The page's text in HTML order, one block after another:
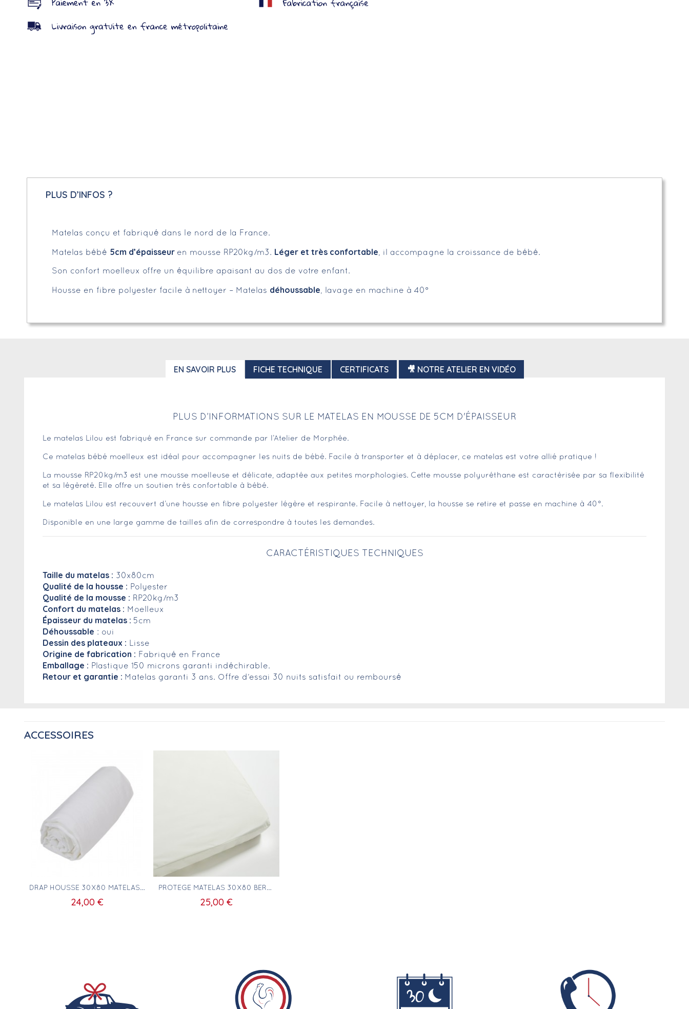
PLUS D’INFOS ?
Matelas conçu et fabriqué dans le nord de la France.
Matelas bébé 5cm d’épaisseur en mousse RP20kg/m3. Léger et très confortable, il accompagne la croissance de bébé.
Son confort moelleux offre un équilibre apaisant au dos de votre enfant.
Housse en fibre polyester facile à nettoyer – Matelas déhoussable, lavage en machine à 40°
EN SAVOIR PLUS FICHE TECHNIQUE CERTIFICATS 🎥 NOTRE ATELIER EN VIDÉO
PLUS D’INFORMATIONS SUR LE MATELAS EN MOUSSE DE 5CM D'ÉPAISSEUR
Le matelas Lilou est fabriqué en France sur commande par l’Atelier de Morphée.
Ce matelas bébé moelleux est idéal pour accompagner les nuits de bébé. Facile à transporter et à déplacer, ce matelas est votre allié pratique !
La mousse RP20kg/m3 est une mousse moelleuse et délicate, adaptée aux petites morphologies. Cette mousse polyuréthane est caractérisée par sa flexibilité
et sa légèreté. Elle offre un soutien très confortable à bébé.
Le matelas Lilou est recouvert d’une housse en fibre polyester légère et respirante. Facile à nettoyer, la housse se retire et passe en machine à 40°.
Disponible en une large gamme de tailles afin de correspondre à toutes les demandes.
CARACTÉRISTIQUES TECHNIQUES
Taille du matelas : 30x80cm
Qualité de la housse : Polyester
Qualité de la mousse : RP20kg/m3
Confort du matelas : Moelleux
Épaisseur du matelas : 5cm
Déhoussable : oui
Dessin des plateaux : Lisse
Origine de fabrication : Fabriqué en France
Emballage : Plastique 150 microns garanti indéchirable.
Retour et garantie : Matelas garanti 3 ans. Offre d’essai 30 nuits satisfait ou remboursé
ACCESSOIRES
Aperçu rapide DRAP HOUSSE 30X80 MATELAS RECTANGULAIRE
24,00 €
Aperçu rapide PROTÈGE MATELAS 30X80 BERCEAU RECTANGULAIRE
25,00 €